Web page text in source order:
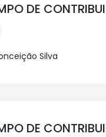
DE
Silva
DE